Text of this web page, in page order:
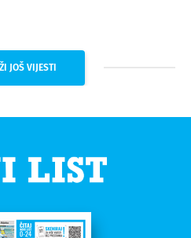
JOŠ VIJESTI